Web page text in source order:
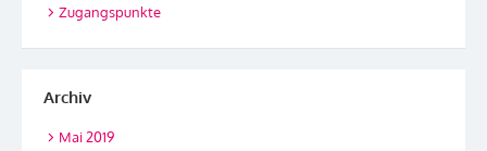
Zugangspunkte
Archiv
Mai 2019